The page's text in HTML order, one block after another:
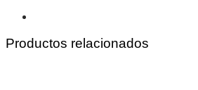
Productos relacionados